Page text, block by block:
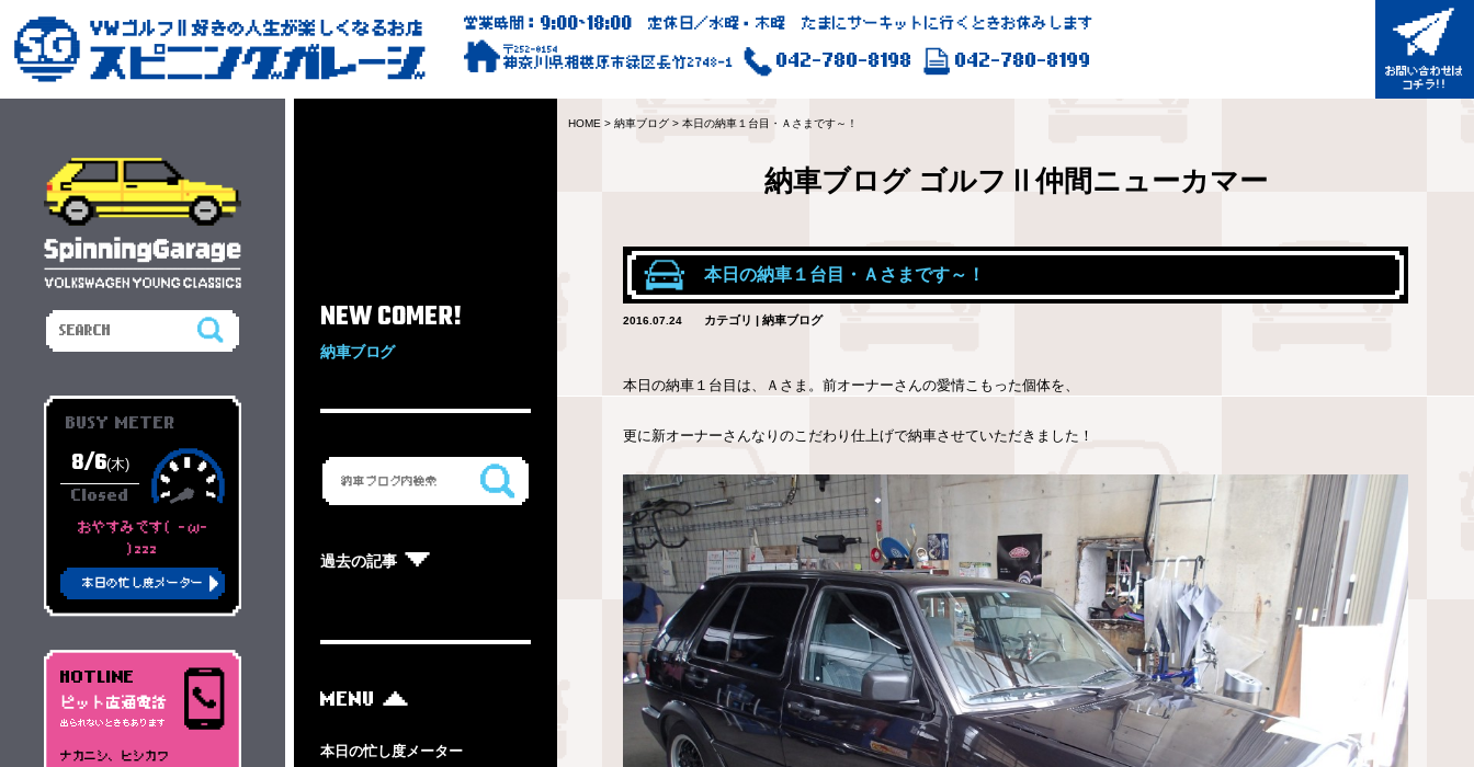
営業時間：9:00~18:00 定休日／水曜・木曜 たまにサーキットに行くときお休みします
〒252-0154
神奈川県相模原市緑区長竹2748-1 042-780-8198 042-780-8199
NEW COMER!
納車ブログ
過去の記事
MENU
本日の忙し度メーター
HOME > 納車ブログ > 本日の納車１台目・Ａさまです～！
納車ブログ ゴルフⅡ仲間ニューカマー
本日の納車１台目・Ａさまです～！
2016.07.24 カテゴリ | 納車ブログ
本日の納車１台目は、Ａさま。前オーナーさんの愛情こもった個体を、
更に新オーナーさんなりのこだわり仕上げで納車させていただきました！
BUSY METER
8/6(木)
Closed
おやすみです( -ω-
)zzz
本日の忙し度メーター
HOTLINE
ピット直通電話
出られないときもあります
ナカニシ、ヒシカワ